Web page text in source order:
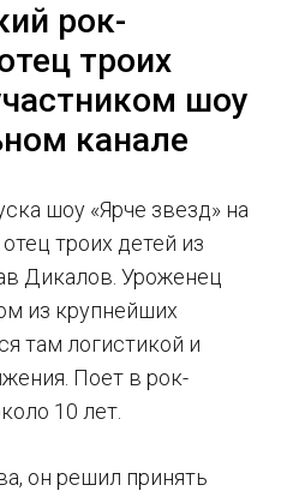
рок-
троих
шоу
канале
шоу «Ярче звезд» на
троих детей из
Дикалов. Уроженец
из крупнейших
там логистикой и
Поет в рок-
10 лет.
он решил принять